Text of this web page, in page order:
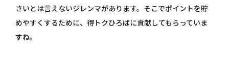
さいとは言えないジレンマがあります。そこでポイントを貯
めやすくするために、得トクひろばに貢献してもらっていま
すね。